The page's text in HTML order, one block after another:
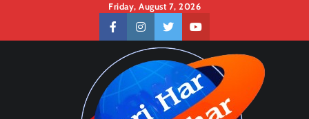
content
Friday, August 7, 2026
facebookinstagramtwitteryoutube